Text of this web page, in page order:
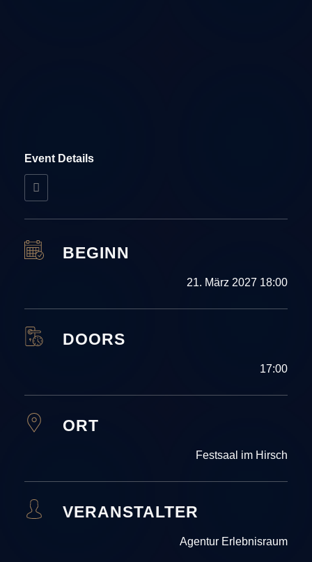
Event Details
BEGINN
21. März 2027 18:00
DOORS
17:00
ORT
Festsaal im Hirsch
VERANSTALTER
Agentur Erlebnisraum